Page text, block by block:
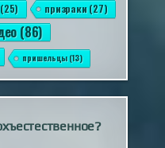
призраки(27)
(86)
пришельцы(13)